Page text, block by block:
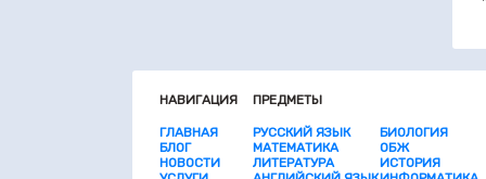
НАВИГАЦИЯ
ГЛАВНАЯ
БЛОГ
НОВОСТИ
ПРЕДМЕТЫ
РУССКИЙ ЯЗЫК
МАТЕМАТИКА
ЛИТЕРАТУРА
БИОЛОГИЯ
ОБЖ
ИСТОРИЯ